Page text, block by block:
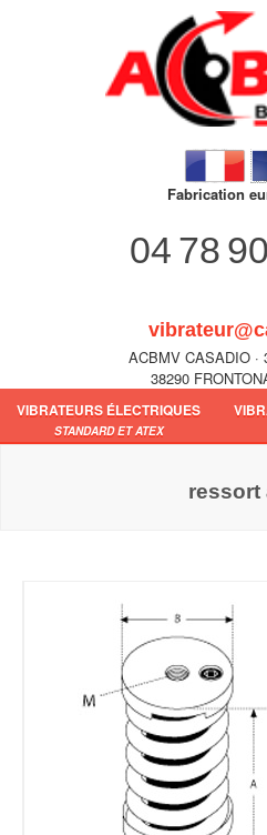
Fabrication
04 78
ACBMV CASADIO ·
38290
VIBRATEURS ÉLECTRIQUES
STANDARD ET ATEX
ressort